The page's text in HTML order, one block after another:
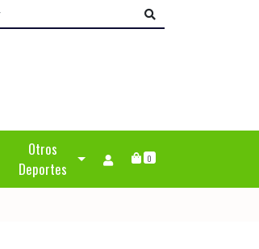
Otros
Deportes
0